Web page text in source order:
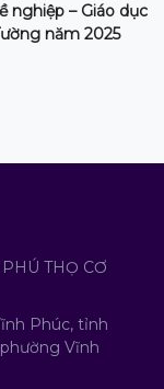
nghiệp – Giáo dục
năm 2025
THỌ CƠ
Phúc, tỉnh
Vĩnh